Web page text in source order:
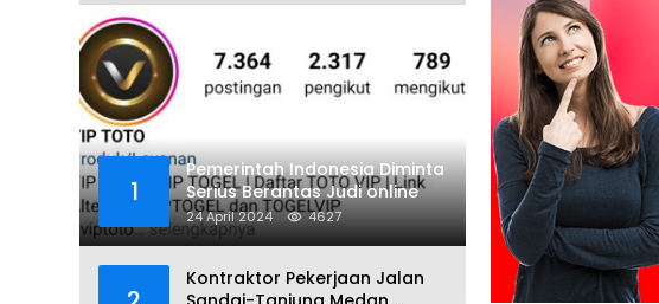
1
Pemerintah Indonesia Diminta
Serius Berantas Judi online
24 April 2024 4627
Kontraktor Pekerjaan Jalan